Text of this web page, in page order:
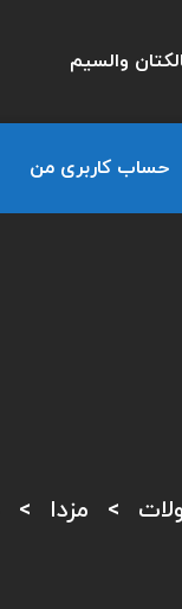
والسيم
حساب کاربری من
> مزدا >